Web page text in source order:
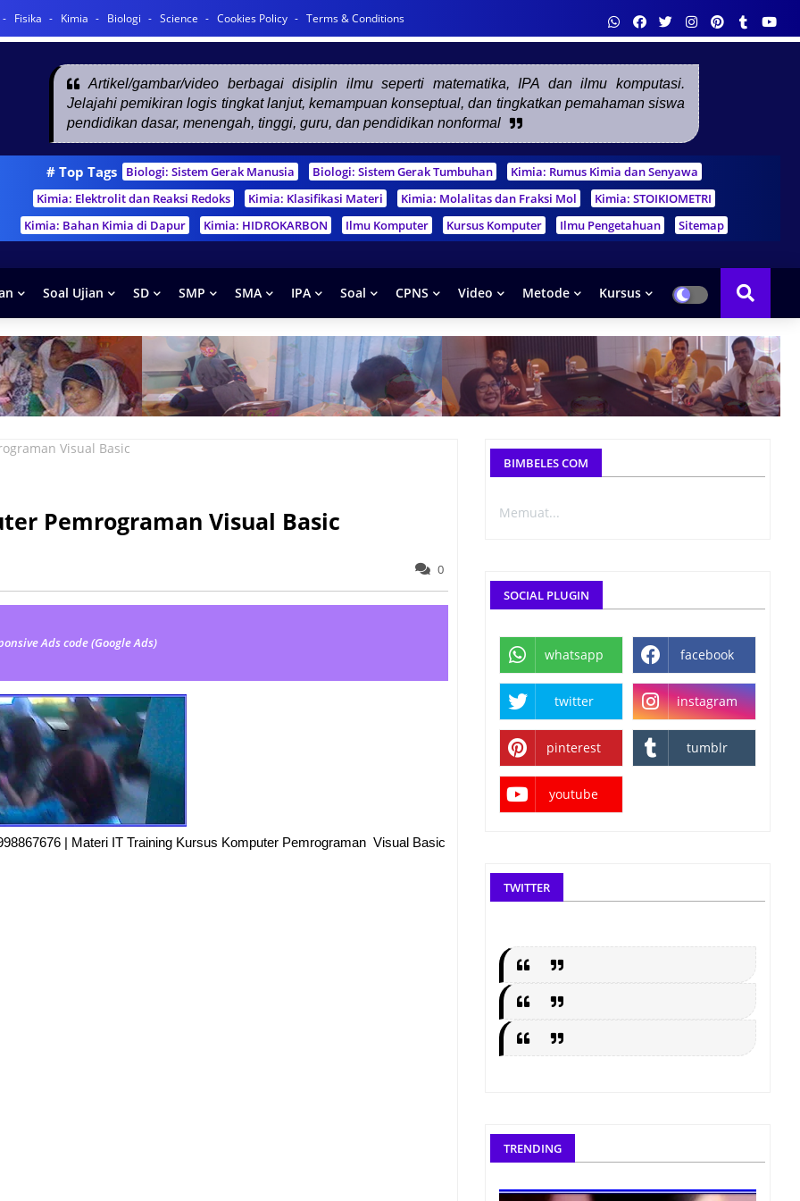
Fisika Kimia Biologi Science Cookies Policy Terms & Conditions
Artikel/gambar/video berbagai disiplin ilmu seperti matematika, IPA dan ilmu komputasi.
Jelajahi pemikiran logis tingkat lanjut, kemampuan konseptual, dan tingkatkan pemahaman siswa
pendidikan dasar, menengah, tinggi, guru, dan pendidikan nonformal
# Top Tags Biologi: Sistem Gerak Manusia Biologi: Sistem Gerak Tumbuhan
Kimia: Rumus Kimia dan Senyawa
Kimia: Elektrolit dan Reaksi Redoks
Kimia: Klasifikasi Materi Kimia: Molalitas dan Fraksi Mol
Kimia: STOIKIOMETRI
Kimia: Bahan Kimia di Dapur
Kimia: HIDROKARBON Ilmu Komputer Kursus Komputer Ilmu Pengetahuan Sitemap
Soal Ujian SD SMP SMA IPA Soal CPNS Video Metode Kursus
Visual Basic
Pemrograman Visual Basic
0
Ads code (Google Ads)
| Materi IT Training Kursus Komputer Pemrograman Visual Basic
BIMBELES COM
Memuat...
SOCIAL PLUGIN
whatsapp facebook
twitter instagram
pinterest tumblr
youtube
TWITTER
TRENDING